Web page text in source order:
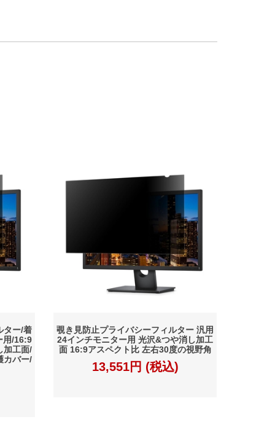
ター/着
用/16:9
加工面/
カバー/
覗き見防止プライバシーフィルター 汎用
24インチモニター用 光沢&つや消し加工
面 16:9アスペクト比 左右30度の視野角
13,551円 (税込)